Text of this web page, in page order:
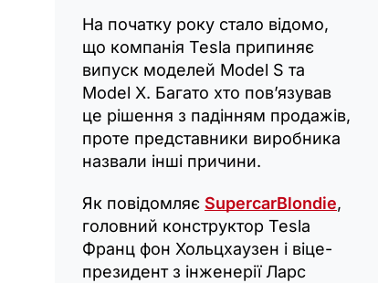
На початку року стало відомо,
що компанія Tesla припиняє
випуск моделей Model S та
Model X. Багато хто пов’язував
це рішення з падінням продажів,
проте представники виробника
назвали інші причини.
Як повідомляє SupercarBlondie,
головний конструктор Tesla
Франц фон Хольцхаузен і віце-
президент з інженерії Ларс